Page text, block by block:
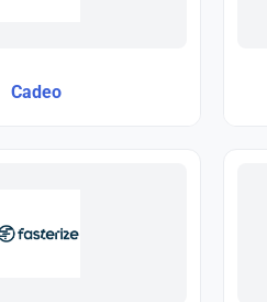
Cadeo